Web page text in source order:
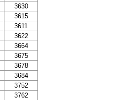
3630
3615
3611
3622
3664
3675
3678
3684
3752
3762